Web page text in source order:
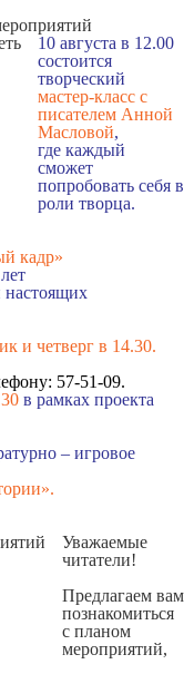
10 августа в 12.00
состоится
творческий
мастер-класс с
писателем Анной
Масловой,
где каждый
сможет
попробовать себя в
роли творца.
кадр»
настоящих
и четверг в 14.30.
57-51-09.
0 в рамках проекта
– игровое
Уважаемые
читатели!
Предлагаем вам
познакомиться
с планом
мероприятий,